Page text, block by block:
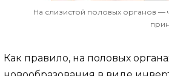
На слизистой половых органов
Как правило, на половых